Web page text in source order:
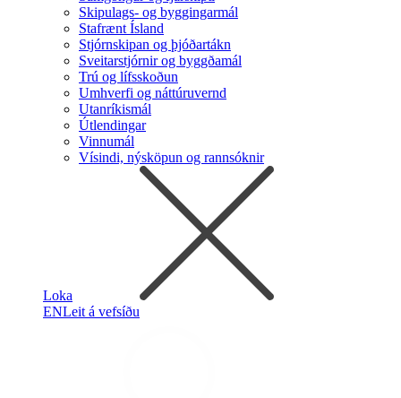
Skipulags- og byggingarmál
Stafrænt Ísland
Stjórnskipan og þjóðartákn
Sveitarstjórnir og byggðamál
Trú og lífsskoðun
Umhverfi og náttúruvernd
Utanríkismál
Útlendingar
Vinnumál
Vísindi, nýsköpun og rannsóknir
Loka
ENLeit á vefsíðu